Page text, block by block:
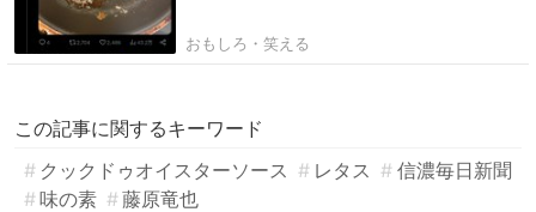
おもしろ・笑える
この記事に関するキーワード
クックドゥオイスターソース
レタス
信濃毎日新聞
味の素
藤原竜也